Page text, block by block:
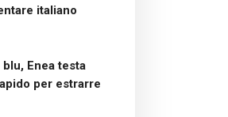
italiano
Enea testa
per estrarre